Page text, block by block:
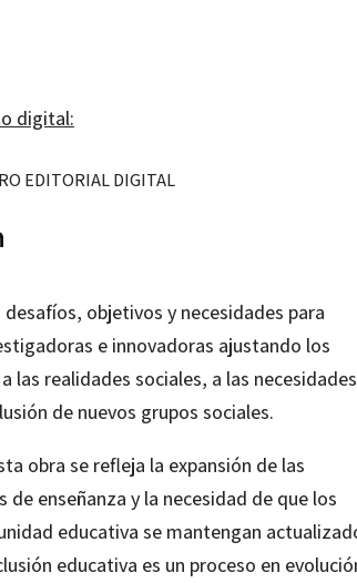
digital:
EDITORIAL DIGITAL
desafíos, objetivos y necesidades para
e innovadoras ajustando los
las realidades sociales, a las necesidades
de nuevos grupos sociales.
obra se refleja la expansión de las
enseñanza y la necesidad de que los
educativa se mantengan
educativa es un proceso en